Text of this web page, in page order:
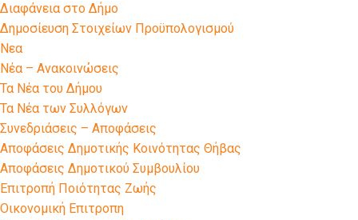
Διαφάνεια στο Δήμο
Δημοσίευση Στοιχείων Προϋπολογισμού
Νεα
Νέα – Ανακοινώσεις
Τα Νέα του Δήμου
Τα Νέα των Συλλόγων
Συνεδριάσεις – Αποφάσεις
Αποφάσεις Δημοτικής Κοινότητας Θήβας
Αποφάσεις Δημοτικού Συμβουλίου
Επιτροπή Ποιότητας Ζωής
Οικονομική Επιτροπη